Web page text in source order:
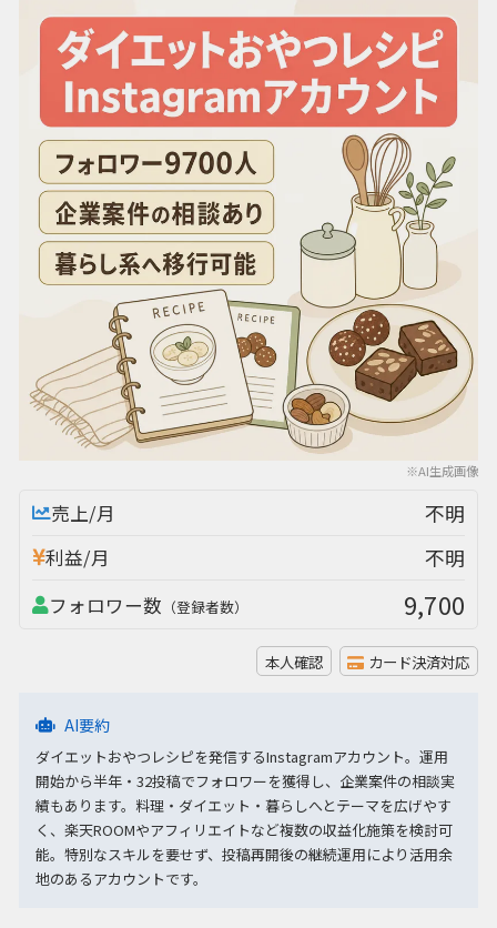
※AI生成画像
売上/月 不明
利益/月 不明
フォロワー数 （登録者数） 9,700
本人確認 カード決済対応
AI要約
ダイエットおやつレシピを発信するInstagramアカウント。運用
開始から半年・32投稿でフォロワーを獲得し、企業案件の相談実
績もあります。料理・ダイエット・暮らしへとテーマを広げやす
く、楽天ROOMやアフィリエイトなど複数の収益化施策を検討可
能。特別なスキルを要せず、投稿再開後の継続運用により活用余
地のあるアカウントです。